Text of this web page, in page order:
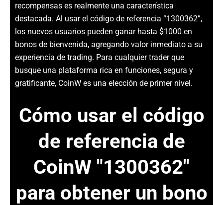
recompensas es realmente una característica
destacada. Al usar el código de referencia “1300362”,
los nuevos usuarios pueden ganar hasta $1000 en
bonos de bienvenida, agregando valor inmediato a su
experiencia de trading. Para cualquier trader que
busque una plataforma rica en funciones, segura y
gratificante, CoinW es una elección de primer nivel.
Cómo usar el código
de referencia de
CoinW "1300362"
para obtener un bono